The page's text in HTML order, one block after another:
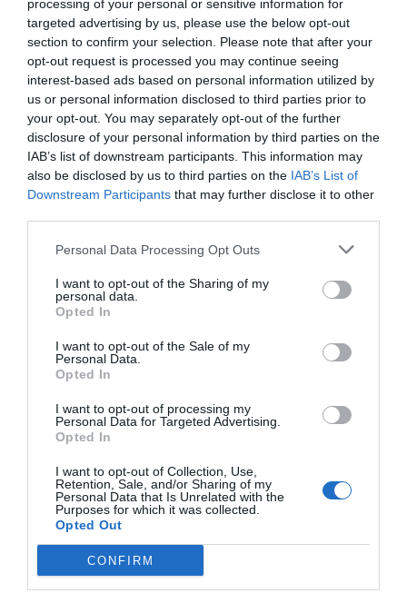
processing of your personal or sensitive information for
targeted advertising by us, please use the below opt-out
section to confirm your selection. Please note that after your
opt-out request is processed you may continue seeing
interest-based ads based on personal information utilized by
us or personal information disclosed to third parties prior to
your opt-out. You may separately opt-out of the further
disclosure of your personal information by third parties on the
IAB’s list of downstream participants. This information may
also be disclosed by us to third parties on the IAB’s List of
Downstream Participants that may further disclose it to other
Personal Data Processing Opt Outs
I want to opt-out of the Sharing of my
personal data.
Opted In
I want to opt-out of the Sale of my
Personal Data.
Opted In
I want to opt-out of processing my
Personal Data for Targeted Advertising.
Opted In
I want to opt-out of Collection, Use,
Retention, Sale, and/or Sharing of my
Personal Data that Is Unrelated with the
Purposes for which it was collected.
Opted Out
CONFIRM
RELACIONADES
Seat suspèn un
torn de producció
coronavirus
Mesures contra el
coronavirus: "La
l’austeritat"
Naturgy
factures de
coronavirus